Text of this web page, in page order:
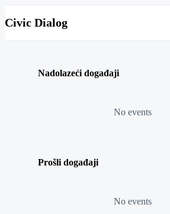
Civic Dialog
Nadolazeći događaji
No events
Prošli događaji
No events